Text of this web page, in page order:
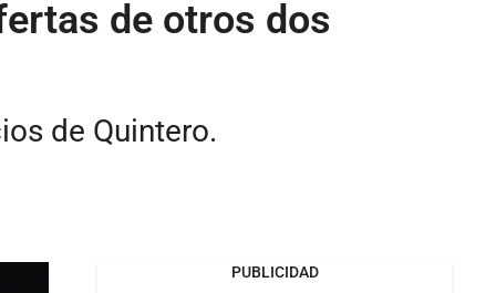
de otros dos
de Quintero.
PUBLICIDAD